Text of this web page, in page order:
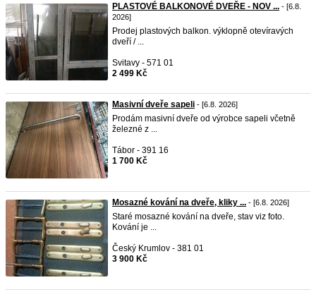
PLASTOVÉ BALKONOVÉ DVEŘE - NOV ... - [6.8.
2026]
Prodej plastových balkon. výklopně otevíravých
dveří / ...
Svitavy - 571 01
2 499 Kč
Masivní dveře sapeli - [6.8. 2026]
Prodám masivní dveře od výrobce sapeli včetně
železné z ...
Tábor - 391 16
1 700 Kč
Mosazné kování na dveře, kliky ... - [6.8. 2026]
Staré mosazné kování na dveře, stav viz foto.
Kování je ...
Český Krumlov - 381 01
3 900 Kč